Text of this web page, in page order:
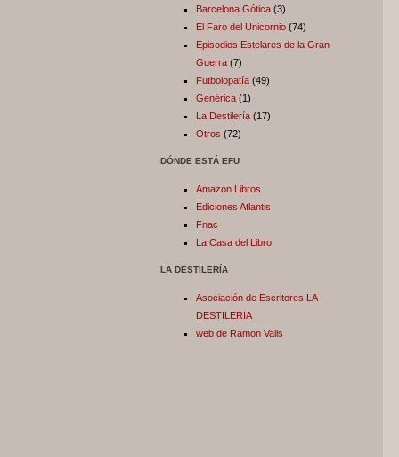
Barcelona Gótica (3)
El Faro del Unicornio (74)
Episodios Estelares de la Gran
Guerra (7)
Futbolopatía (49)
Genérica (1)
La Destilería (17)
Otros (72)
DÓNDE ESTÁ EFU
Amazon Libros
Ediciones Atlantis
Fnac
La Casa del Libro
LA DESTILERÍA
Asociación de Escritores LA
DESTILERIA
web de Ramon Valls